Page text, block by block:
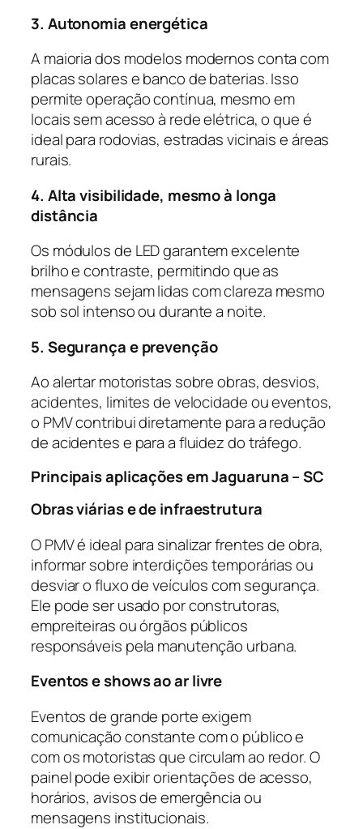
3. Autonomia energética
A maioria dos modelos modernos conta com
placas solares e banco de baterias. Isso
permite operação contínua, mesmo em
locais sem acesso à rede elétrica, o que é
ideal para rodovias, estradas vicinais e áreas
rurais.
4. Alta visibilidade, mesmo à longa
distância
Os módulos de LED garantem excelente
brilho e contraste, permitindo que as
mensagens sejam lidas com clareza mesmo
sob sol intenso ou durante a noite.
5. Segurança e prevenção
Ao alertar motoristas sobre obras, desvios,
acidentes, limites de velocidade ou eventos,
o PMV contribui diretamente para a redução
de acidentes e para a fluidez do tráfego.
Principais aplicações em Jaguaruna – SC
Obras viárias e de infraestrutura
O PMV é ideal para sinalizar frentes de obra,
informar sobre interdições temporárias ou
desviar o fluxo de veículos com segurança.
Ele pode ser usado por construtoras,
empreiteiras ou órgãos públicos
responsáveis pela manutenção urbana.
Eventos e shows ao ar livre
Eventos de grande porte exigem
comunicação constante com o público e
com os motoristas que circulam ao redor. O
painel pode exibir orientações de acesso,
horários, avisos de emergência ou
mensagens institucionais.